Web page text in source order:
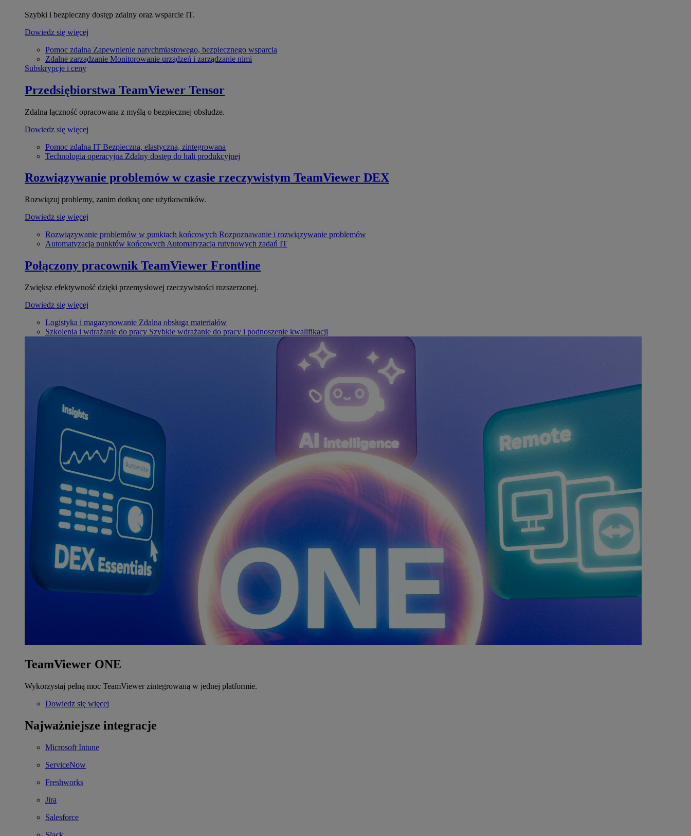
Szybki i bezpieczny dostęp zdalny oraz wsparcie IT.
Dowiedz się więcej
Pomoc zdalna Zapewnienie natychmiastowego, bezpiecznego wsparcia
Zdalne zarządzanie Monitorowanie urządzeń i zarządzanie nimi
Subskrypcje i ceny
Przedsiębiorstwa TeamViewer Tensor
Zdalna łączność opracowana z myślą o bezpiecznej obsłudze.
Dowiedz się więcej
Pomoc zdalna IT Bezpieczna, elastyczna, zintegrowana
Technologia operacyjna Zdalny dostęp do hali produkcyjnej
Rozwiązywanie problemów w czasie rzeczywistym TeamViewer DEX
Rozwiązuj problemy, zanim dotkną one użytkowników.
Dowiedz się więcej
Rozwiązywanie problemów w punktach końcowych Rozpoznawanie i rozwiązywanie problemów
Automatyzacja punktów końcowych Automatyzacja rutynowych zadań IT
Połączony pracownik TeamViewer Frontline
Zwiększ efektywność dzięki przemysłowej rzeczywistości rozszerzonej.
Dowiedz się więcej
Logistyka i magazynowanie Zdalna obsługa materiałów
Szkolenia i wdrażanie do pracy Szybkie wdrażanie do pracy i podnoszenie kwalifikacji
TeamViewer ONE
Wykorzystaj pełną moc TeamViewer zintegrowaną w jednej platformie.
Dowiedz się więcej
Najważniejsze integracje
Microsoft Intune
ServiceNow
Freshworks
Jira
Salesforce